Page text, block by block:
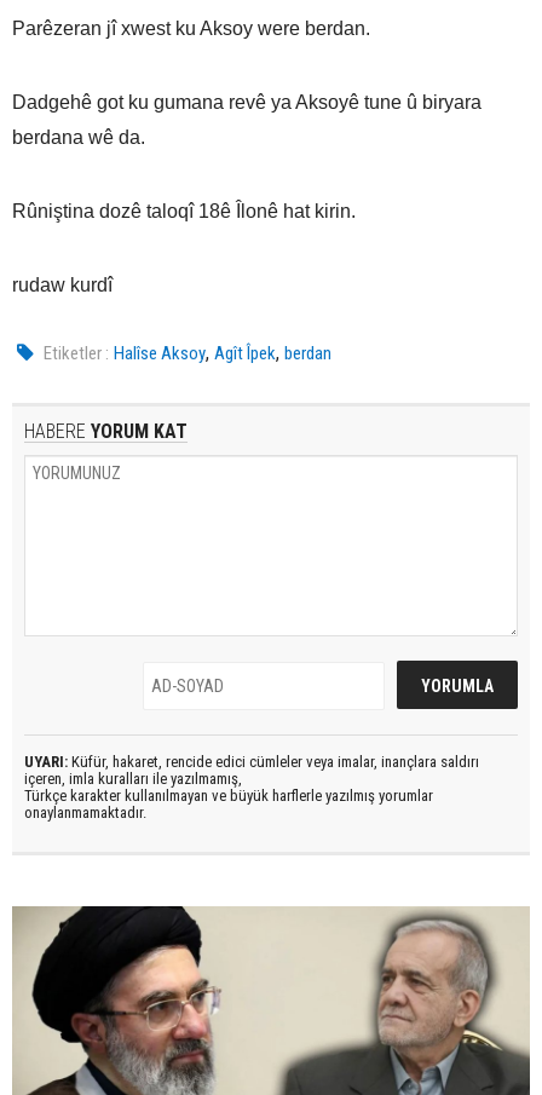
Parêzeran jî xwest ku Aksoy were berdan.
Dadgehê got ku gumana revê ya Aksoyê tune û biryara
berdana wê da.
Rûniştina dozê taloqî 18ê Îlonê hat kirin.
rudaw kurdî
Etiketler : Halîse Aksoy,Agît Îpek,berdan
HABERE YORUM KAT
UYARI: Küfür, hakaret, rencide edici cümleler veya imalar, inançlara saldırı
içeren, imla kuralları ile yazılmamış,
Türkçe karakter kullanılmayan ve büyük harflerle yazılmış yorumlar
onaylanmamaktadır.